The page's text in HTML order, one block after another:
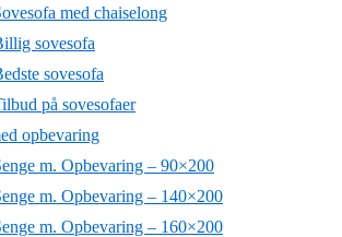
med chaiselong
sovesofa
sovesofa
på sovesofaer
opbevaring
m. Opbevaring – 90×200
m. Opbevaring – 140×200
m. Opbevaring – 160×200